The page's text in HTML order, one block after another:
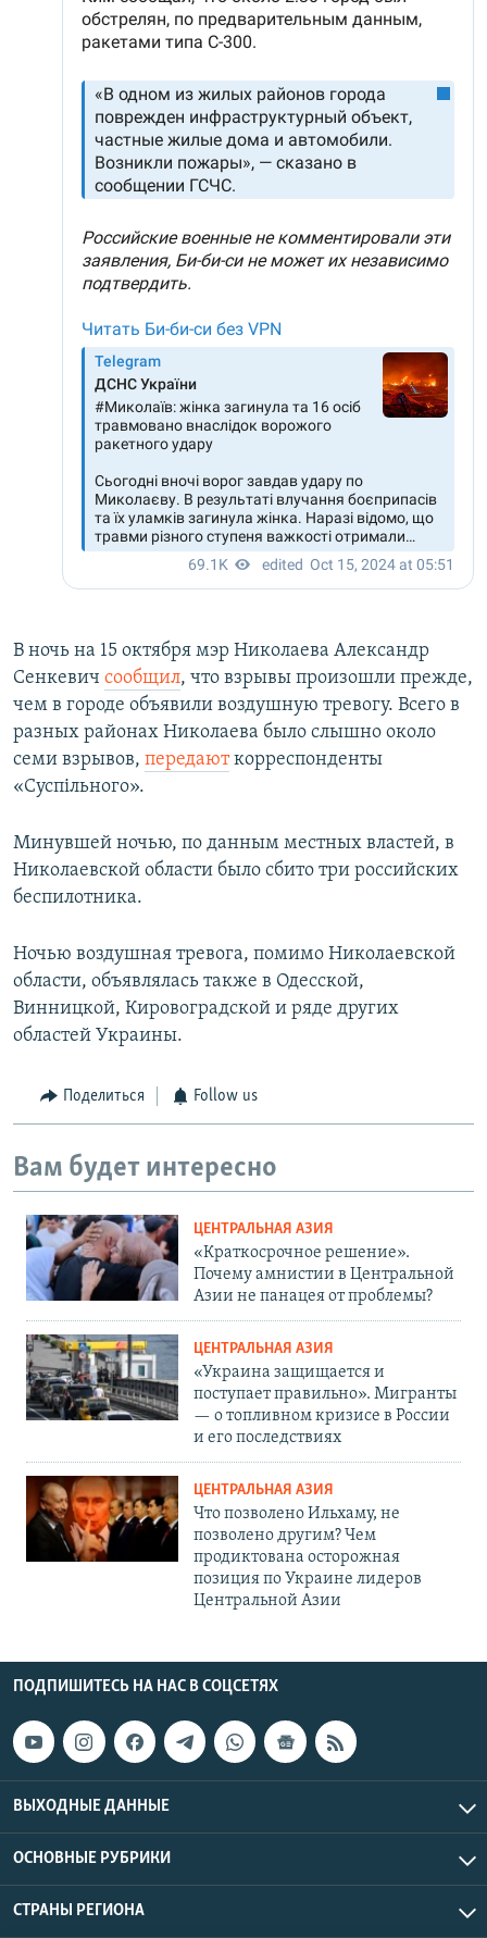
В ночь на 15 октября мэр Николаева Александр
Сенкевич сообщил, что взрывы произошли прежде,
чем в городе объявили воздушную тревогу. Всего в
разных районах Николаева было слышно около
семи взрывов, передаюткорреспонденты
«Суспiльного».
Минувшей ночью, по данным местных властей, в
Николаевской области было сбито три российских
беспилотника.
Ночью воздушная тревога, помимо Николаевской
области, объявлялась также в Одесской,
Винницкой, Кировоградской и ряде других
областей Украины.
Поделиться Follow us
Вам будет интересно
ЦЕНТРАЛЬНАЯ АЗИЯ
«Краткосрочное решение».
Почему амнистии в Центральной
Азии не панацея от проблемы?
ЦЕНТРАЛЬНАЯ АЗИЯ
«Украина защищается и
поступает правильно». Мигранты
— о топливном кризисе в России
и его последствиях
ЦЕНТРАЛЬНАЯ АЗИЯ
Что позволено Ильхаму, не
позволено другим? Чем
продиктована осторожная
позиция по Украине лидеров
Центральной Азии
ПОДПИШИТЕСЬ НА НАС В СОЦСЕТЯХ
ВЫХОДНЫЕ ДАННЫЕ
ОСНОВНЫЕ РУБРИКИ
СТРАНЫ РЕГИОНА